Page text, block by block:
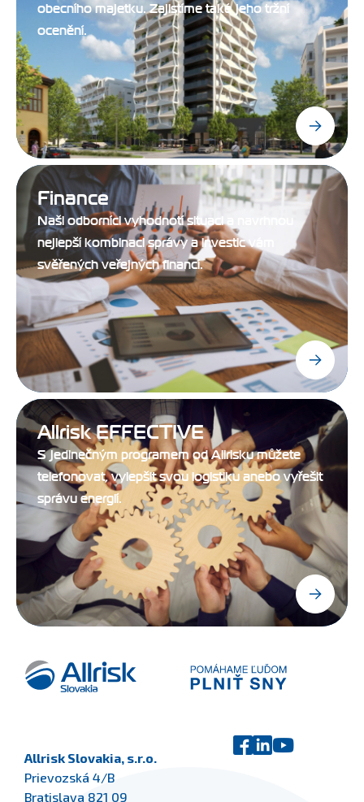
obecního majetku. Zajistíme také jeho tržní
ocenění.
Finance
Naši odborníci vyhodnotí situaci a navrhnou
nejlepší kombinaci správy a investic vám
svěřených veřejných financí.
Allrisk EFFECTIVE
S jedinečným programem od Allrisku můžete
telefonovat, vylepšit svou logistiku anebo vyřešit
správu energií.
Allrisk Slovakia, s.r.o.
Prievozská 4/B
Bratislava 821 09